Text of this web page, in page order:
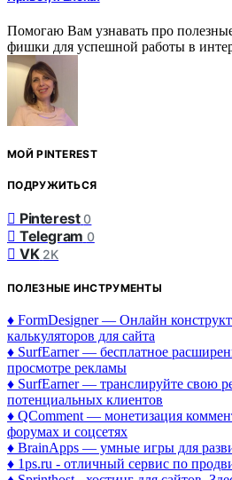
Помогаю Вам узнавать про
фишки для успешной работы в
МОЙ PINTEREST
ПОДРУЖИТЬСЯ
Pinterest 0
Telegram 0
VK 2K
ПОЛЕЗНЫЕ ИНСТРУМЕНТЫ
♦ FormDesigner — Онлайн
калькуляторов для сайта
♦ SurfEarner — бесплатное
просмотре рекламы
♦ SurfEarner — транслируйте свою
потенциальных клиентов
♦ QComment — монетизация
форумах и соцсетях
♦ BrainApps — умные игры для
♦ 1ps.ru - отличный сервис по